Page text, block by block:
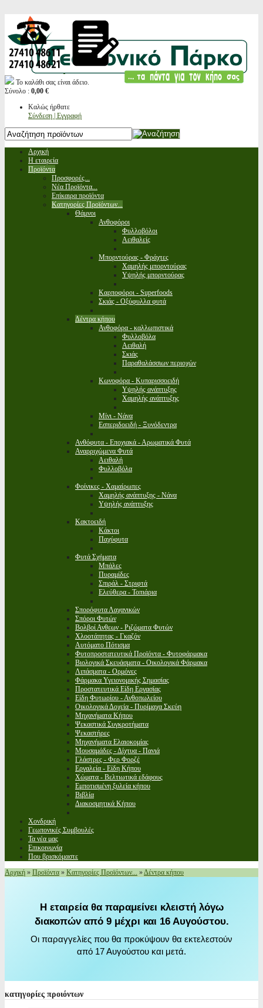
Το καλάθι σας είναι άδειο.
Σύνολο : 0,00 €
Καλώς ήρθατε
Σύνδεση | Εγγραφή
Αρχική
Η εταιρεία
Προϊόντα
Προσφορές...
Νέα Προϊόντα...
Επίκαιρα προϊόντα
Κατηγορίες Προϊόντων...
Θάμνοι
Ανθοφόροι
Φυλλοβόλοι
Αειθαλείς
Μπορντούρας - Φράχτες
Χαμηλής μπορντούρας
Υψηλής μπορντούρας
Καρποφόροι - Superfoods
Σκιάς - Οξύφυλλα φυτά
Δέντρα κήπου
Ανθοφόρα - καλλωπιστικά
Φυλλοβόλα
Αειθαλή
Σκιάς
Παραθαλάσσιων περιοχών
Κωνοφόρα - Κυπαρισσοειδή
Υψηλής ανάπτυξης
Χαμηλής ανάπτυξης
Μίνι - Νάνα
Εσπεριδοειδή - Ξυνόδεντρα
Ανθόφυτα - Εποχιακά - Αρωματικά Φυτά
Αναρριχώμενα Φυτά
Αειθαλή
Φυλλοβόλα
Φοίνικες - Χαμαίρωπες
Χαμηλής ανάπτυξης - Νάνα
Υψηλής ανάπτυξης
Κακτοειδή
Κάκτοι
Παχύφυτα
Φυτά Σχήματα
Μπάλες
Πυραμίδες
Σπιράλ - Στριφτά
Ελεύθερα - Τοπιάρια
Σπορόφυτα Λαχανικών
Σπόροι Φυτών
Βολβοί Ανθεων - Ριζώματα Φυτών
Χλοοτάπητας - Γκαζόν
Αυτόματο Πότισμα
Φυτοπροστατευτικά Προϊόντα - Φυτοφάρμακα
Βιολογικά Σκευάσματα - Οικολογικά Φάρμακα
Λιπάσματα - Ορμόνες
Φάρμακα Υγειονομικής Σημασίας
Προστατευτικά Είδη Εργασίας
Είδη Φυτωρίου - Ανθοπωλείου
Οικολογικά Δοχεία - Πυρίμαχα Σκεύη
Μηχανήματα Κήπου
Ψεκαστικά Συγκροτήματα
Ψεκαστήρες
Μηχανήματα Ελαιοκομίας
Μουσαμάδες - Δίχτυα - Πανιά
Γλάστρες - Φερ Φορζέ
Εργαλεία - Είδη Κήπου
Χώματα - Βελτιωτικά εδάφους
Εμποτισμένη ξυλεία κήπου
Βιβλία
Διακοσμητικά Κήπου
Χονδρική
Γεωπονικές Συμβουλές
Τα νέα μας
Επικοινωνία
Που βρισκόμαστε
Αρχική » Προϊόντα » Κατηγορίες Προϊόντων... »Δέντρα κήπου
Η εταιρεία θα παραμείνει κλειστή λόγω
διακοπών από 9 μέχρι και 16 Αυγούστου.
Οι παραγγελίες που θα προκύψουν θα εκτελεστούν
από 17 Αυγούστου και μετά.
κατηγορίες προιόντων